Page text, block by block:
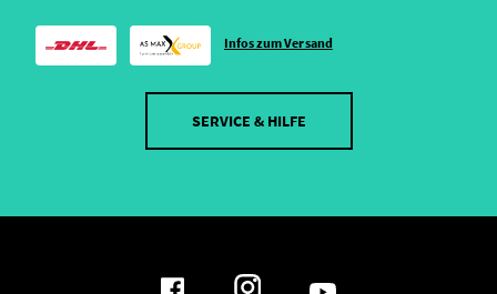
Infos zum Versand
SERVICE & HILFE